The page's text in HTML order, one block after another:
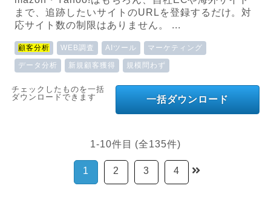
まで、追跡したいサイトのURLを登録するだけ。対
応サイト数の制限はありません。 ...
顧客分析 WEB調査 AIツール マーケティング
データ分析 新規顧客獲得 規模問わず
一括ダウンロード
チェックしたものを一括
ダウンロードできます
1-10件目 (全135件)
1 2 3 4